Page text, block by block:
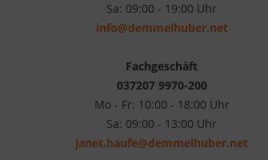
Sa: 09:00 - 19:00 Uhr
info@demmelhuber.net
Fachgeschäft
037207 9970-200
Mo - Fr: 10:00 - 18:00 Uhr
Sa: 09:00 - 13:00 Uhr
janet.haufe@demmelhuber.net